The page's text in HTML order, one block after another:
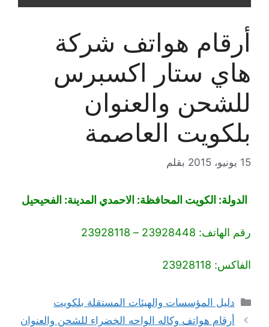
أرقام هواتف شركة
هاي ستار اكسبرس
للشحن والعنوان
بلكويت العاصمة
15 يونيو، 2015 بقلم
الدولة: الكويت المحافظة: الاحمدي المدينة: الفحيحيل
رقم الهاتف: 23928448 – 23928118
الفاكس: 23928118
التصنيفات
دليل المؤسسات والهيئات المستقلة بلكويت
أرقام هواتف وكاله الواحه الخضراء للشحن والعنوان